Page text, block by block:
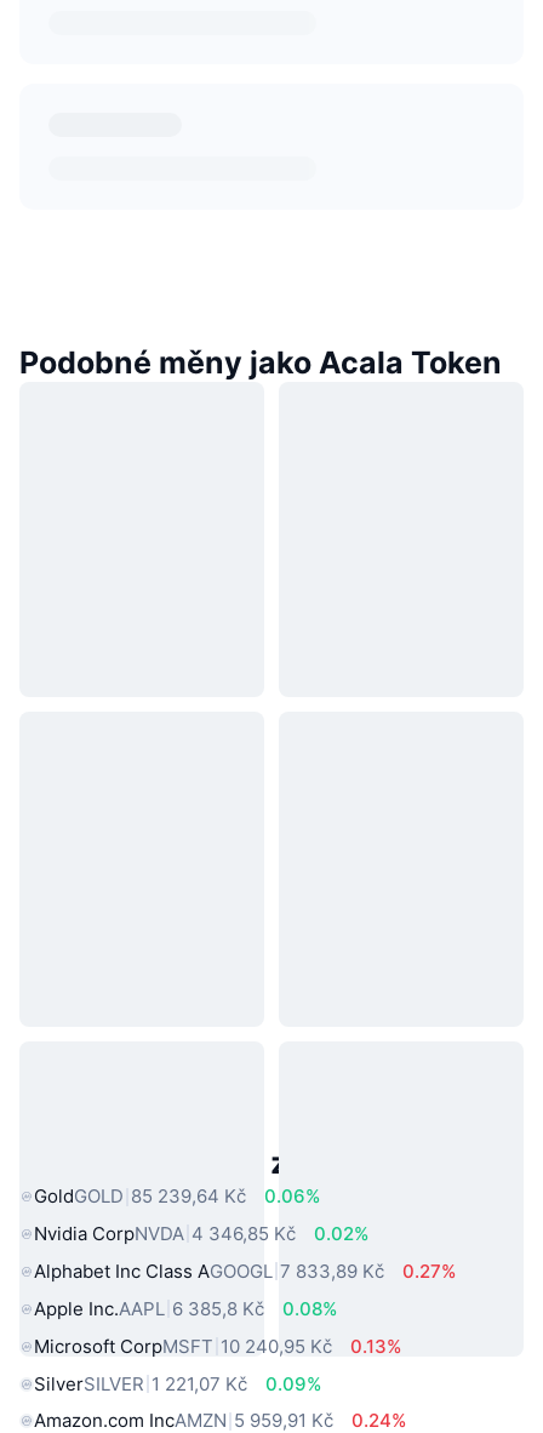
Podobné měny jako Acala Token
Populární aktiva z reálného světa
GoldGOLD 85 239,64 Kč
0.06%
Nvidia CorpNVDA 4 346,85 Kč
0.02%
Alphabet Inc Class AGOOGL 7 833,89 Kč
0.27%
Apple Inc.AAPL 6 385,8 Kč
0.08%
Microsoft CorpMSFT 10 240,95 Kč
0.13%
SilverSILVER 1 221,07 Kč
0.09%
Amazon.com IncAMZN 5 959,91 Kč
0.24%